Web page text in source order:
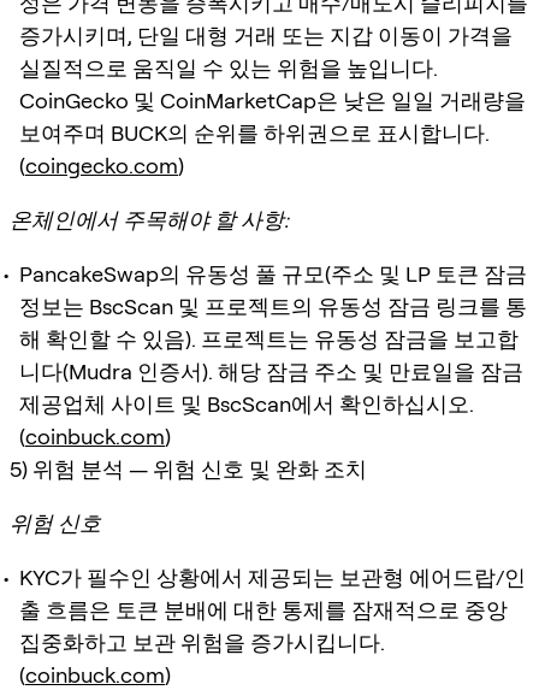
증가시키며, 단일 대형 거래 또는 지갑 이동이 가격을
실질적으로 움직일 수 있는 위험을 높입니다.
CoinGecko 및 CoinMarketCap은 낮은 일일 거래량을
보여주며 BUCK의 순위를 하위권으로 표시합니다.
(coingecko.com)
온체인에서 주목해야 할 사항:
PancakeSwap의 유동성 풀 규모(주소 및 LP 토큰 잠금
정보는 BscScan 및 프로젝트의 유동성 잠금 링크를 통
해 확인할 수 있음). 프로젝트는 유동성 잠금을 보고합
니다(Mudra 인증서). 해당 잠금 주소 및 만료일을 잠금
제공업체 사이트 및 BscScan에서 확인하십시오.
(coinbuck.com)
5) 위험 분석 — 위험 신호 및 완화 조치
위험 신호
KYC가 필수인 상황에서 제공되는 보관형 에어드랍/인
출 흐름은 토큰 분배에 대한 통제를 잠재적으로 중앙
집중화하고 보관 위험을 증가시킵니다.
(coinbuck.com)